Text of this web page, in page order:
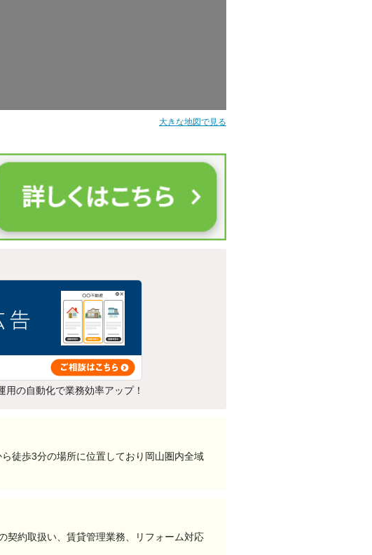
大きな地図で見る
用の自動化で業務効率アップ！
徒歩3分の場所に位置しており岡山圏内全域
契約取扱い、賃貸管理業務、リフォーム対応